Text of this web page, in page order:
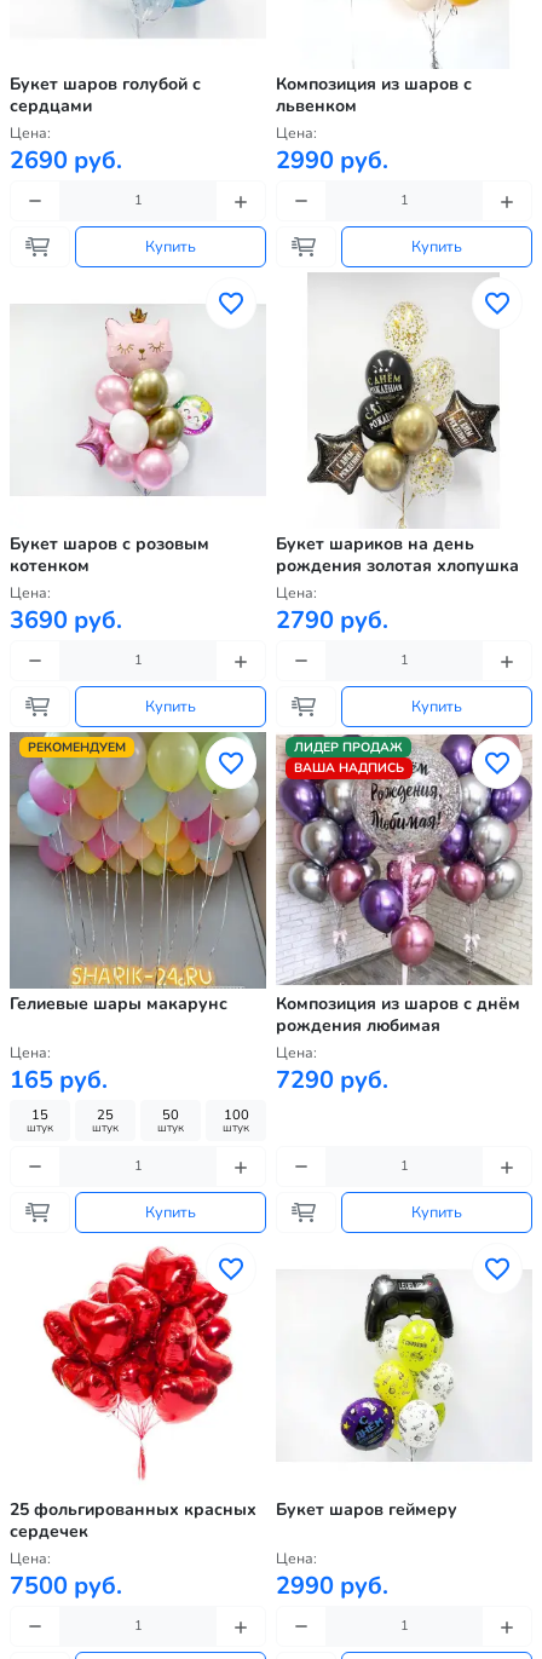
Букет шаров голубой с
сердцами
Цена:
2690 руб.
Купить
Композиция из шаров с
львенком
Цена:
2990 руб.
Купить
Букет шаров с розовым
котенком
Цена:
3690 руб.
Купить
Букет шариков на день
рождения золотая хлопушка
Цена:
2790 руб.
Купить
РЕКОМЕНДУЕМ
Гелиевые шары макарунс
Цена:
165 руб.
15
штук
25
штук
50
штук
100
штук
Купить
ЛИДЕР ПРОДАЖ
ВАША НАДПИСЬ
Композиция из шаров с днём
рождения любимая
Цена:
7290 руб.
Купить
25 фольгированных красных
сердечек
Цена:
7500 руб.
Букет шаров геймеру
Цена:
2990 руб.